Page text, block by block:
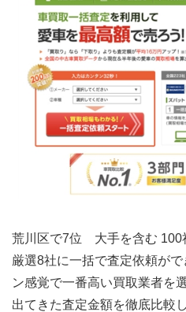
荒川区で7位 大手を含む 100
厳選8社に一括で査定依頼が
ン感覚で一番高い買取業者を
出てきた査定金額を徹底比較